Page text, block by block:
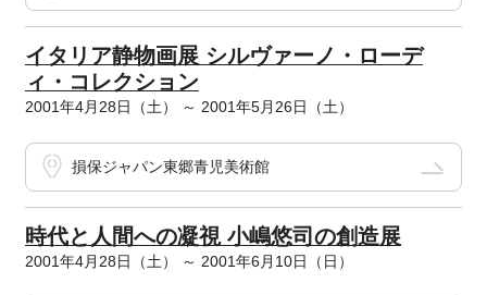
イタリア静物画展 シルヴァーノ・ローデ
ィ・コレクション
2001年4月28日（土） ～ 2001年5月26日（土）
損保ジャパン東郷青児美術館
時代と人間への凝視 小嶋悠司の創造展
2001年4月28日（土） ～ 2001年6月10日（日）